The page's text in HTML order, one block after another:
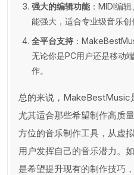
强大的编辑功能：MIDI编辑
能强大，适合专业级音乐创
全平台支持 ：
无论你是PC用户还是移动
作。
总的来说，MakeBestMusic
尤其适合那些希望制作高质
方位的音乐制作工具，从虚
用户发挥自己的音乐潜力。
是希望提升现有的制作技巧